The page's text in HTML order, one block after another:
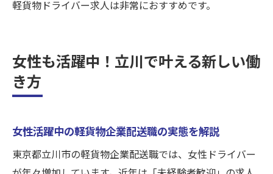
軽貨物ドライバー求人は非常におすすめです。
女性も活躍中！立川で叶える新しい働
き方
女性活躍中の軽貨物企業配送職の実態を解説
東京都立川市の軽貨物企業配送職では、女性ドライバー